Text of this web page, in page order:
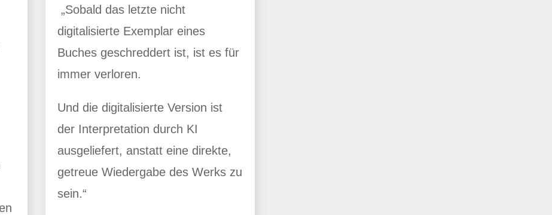
„Sobald das letzte nicht
digitalisierte Exemplar eines
Buches geschreddert ist, ist es für
immer verloren.
Und die digitalisierte Version ist
der Interpretation durch KI
ausgeliefert, anstatt eine direkte,
getreue Wiedergabe des Werks zu
sein.“